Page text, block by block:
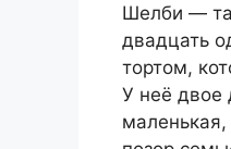
Шелби — та
двадцать
тортом,
У неё двое
маленькая,